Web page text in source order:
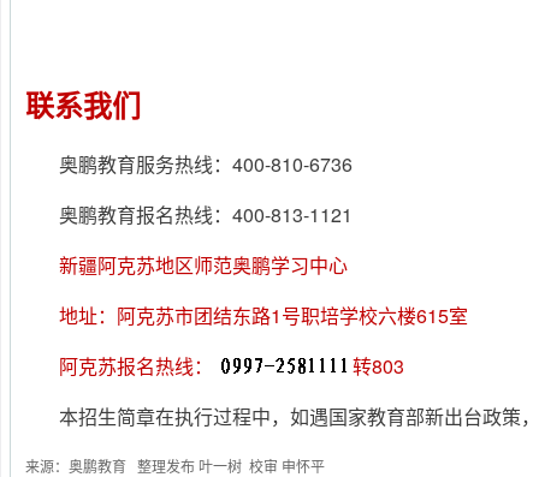
联系我们
奥鹏教育服务热线： 400-810-6736
奥鹏教育报名热线：400-813-1121
新疆阿克苏地区师范奥鹏学习中心
地址：阿克苏市团结东路1号职培学校六楼615室
阿克苏报名热线：
转803
本招生简章在执行过程中，如遇国家教育部新出台政策
来源：奥鹏教育 整理发布 叶一树 校审 申怀平